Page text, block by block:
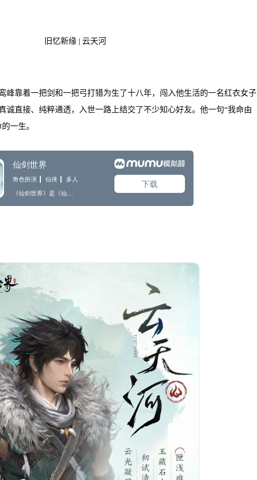
旧忆新缘 | 云天河
峰靠着一把剑和一把弓打猎为生了十八年，闯入他生活的一名红衣女子
诚直接、纯粹通透，入世一路上结交了不少知心好友。他一句“我命由
一生。